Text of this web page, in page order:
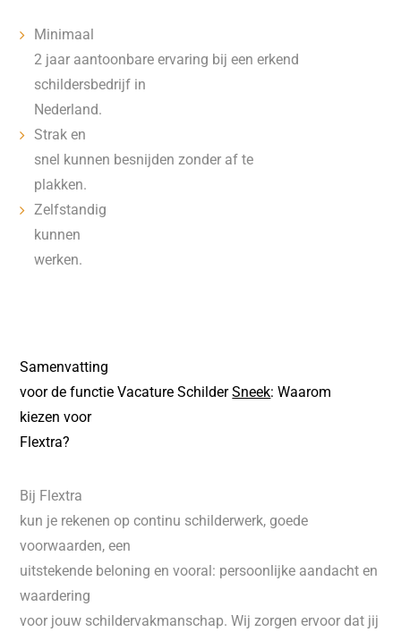
Minimaal
2 jaar aantoonbare ervaring bij een erkend
schildersbedrijf in
Nederland.
Strak en
snel kunnen besnijden zonder af te
plakken.
Zelfstandig
kunnen
werken.
Samenvatting
voor de functie Vacature SchilderSneek: Waarom
kiezen voor
Flextra?
Bij Flextra
kun je rekenen op continu schilderwerk, goede
voorwaarden, een
uitstekende beloning en vooral: persoonlijke aandacht en
waardering
voor jouw schildervakmanschap. Wij zorgen ervoor dat jij